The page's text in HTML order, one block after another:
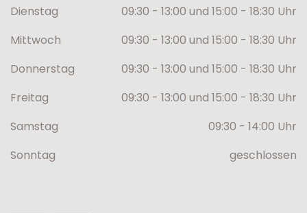
Dienstag
09:30 - 13:00 und 15:00 - 18:30 Uhr
Mittwoch
09:30 - 13:00 und 15:00 - 18:30 Uhr
Donnerstag
09:30 - 13:00 und 15:00 - 18:30 Uhr
Freitag
09:30 - 13:00 und 15:00 - 18:30 Uhr
Samstag
09:30 - 14:00 Uhr
Sonntag
geschlossen